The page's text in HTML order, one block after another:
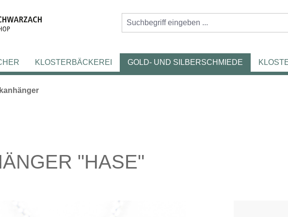
KLOSTERBÄCKEREI GOLD- UND SILBERSCHMIEDE
"HASE"